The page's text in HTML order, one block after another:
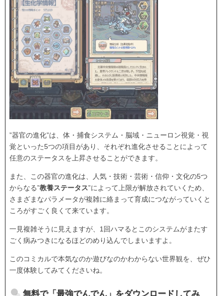
”器官の進化”は、体・捕食システム・脳域・ニューロン視覚・視
覚といった5つの項目があり、それぞれ進化させることによって
任意のステータスを上昇させることができます。
また、この器官の進化は、人気・技術・芸術・信仰・文化の5つ
からなる”教養ステータス”によって上限が解放されていくため、
さまざまなパラメータが複雑に絡まって育成につながっていくと
ころがすごく良くて来ています。
一見複雑そうに見えますが、1回ハマるとこのシステムがまたす
ごく病みつきになるほどのめり込んでしまいますよ。
このコミカルで本気なのか遊びなのかわからない世界観を、ぜひ
一度体験してみてくださいね。
無料で「最強でんでん」をダウンロードしてみ